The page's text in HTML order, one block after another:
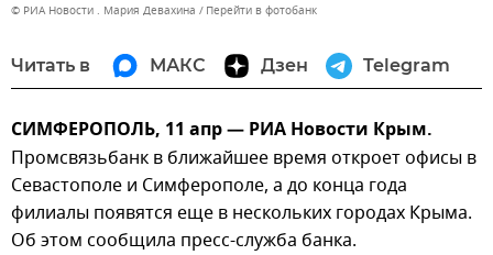
© РИА Новости . Мария Девахина Перейти в фотобанк
Читать в МАКС Дзен Telegram
СИМФЕРОПОЛЬ, 11 апр — РИА Новости Крым.
Промсвязьбанк в ближайшее время откроет офисы в
Севастополе и Симферополе, а до конца года
филиалы появятся еще в нескольких городах Крыма.
Об этом сообщила пресс-служба банка.